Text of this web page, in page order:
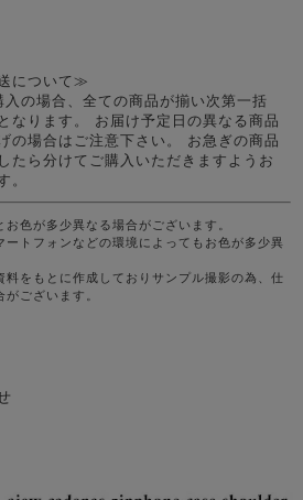
について≫
入の場合、全ての商品が揃い次第一括
なります。 お届け予定日の異なる商品
の場合はご注意下さい。 お急ぎの商品
たら分けてご購入いただきますようお
。
色が多少異なる場合がございます。
トフォンなどの環境によってもお色が多少異
をもとに作成しておりサンプル撮影の為、仕
ございます。